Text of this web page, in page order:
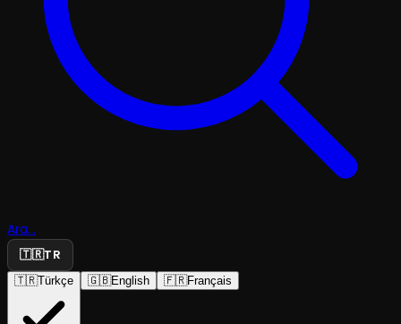
Ara...
🇹🇷TR
🇹🇷Türkçe 🇬🇧English 🇫🇷Français